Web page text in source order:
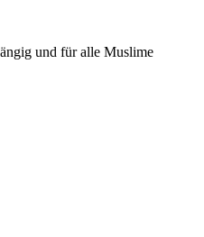
und für alle Muslime